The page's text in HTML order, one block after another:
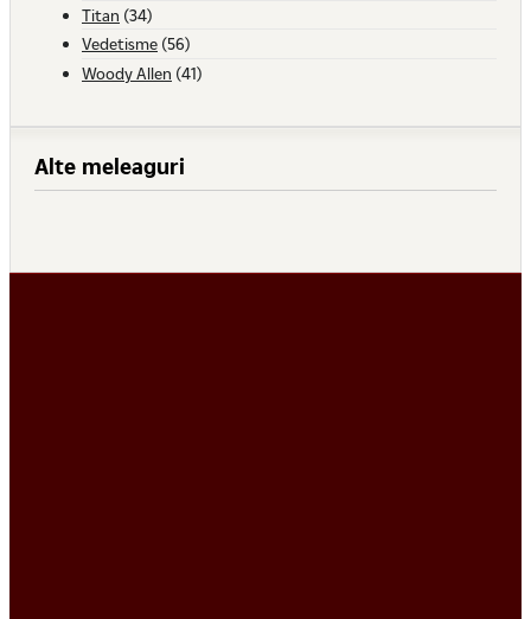
Titan (34)
Vedetisme (56)
Woody Allen (41)
Alte meleaguri